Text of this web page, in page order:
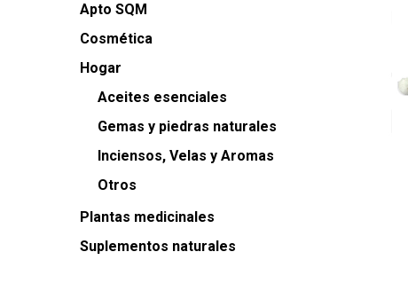
Apto SQM
Cosmética
Hogar
Aceites esenciales
Gemas y piedras naturales
Inciensos, Velas y Aromas
Otros
Plantas medicinales
Suplementos naturales